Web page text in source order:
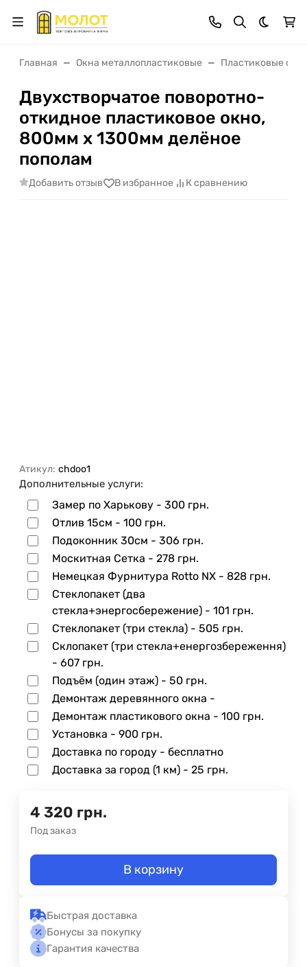
Темная
Главная Окна металлопластиковые Пластиковые
Двухстворчатое поворотно-
откидное пластиковое окно,
800мм х 1300мм делёное
пополам
Добавить отзыв В избранное К сравнению
Атикул: chdoo1
Дополнительные услуги:
Замер по Харькову - 300 грн.
Отлив 15см - 100 грн.
Подоконник 30см - 306 грн.
Москитная Сетка - 278 грн.
Немецкая Фурнитура Rotto NX - 828 грн.
Стеклопакет (два
стекла+энергосбережение) - 101 грн.
Стеклопакет (три стекла) - 505 грн.
Склопакет (три стекла+енергозбереження)
- 607 грн.
Подъём (один этаж) - 50 грн.
Демонтаж деревянного окна -
Демонтаж пластикового окна - 100 грн.
Установка - 900 грн.
Доставка по городу - бесплатно
Доставка за город (1 км) - 25 грн.
4 320 грн.
Под заказ
В корзину
Быстрая доставка
Бонусы за покупку
Гарантия качества